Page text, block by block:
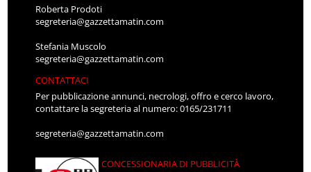
Roberta Prodoti
segreteria@gazzettamatin.com
Stefania Muscolo
segreteria@gazzettamatin.com
CONTATTACI
Per pubblicazione annunci, necrologi, offro e cerco lavoro,
contattare la segreteria al numero: 0165/231711
segreteria@gazzettamatin.com
CONCESSIONARIA DI PUBBLICITÀ